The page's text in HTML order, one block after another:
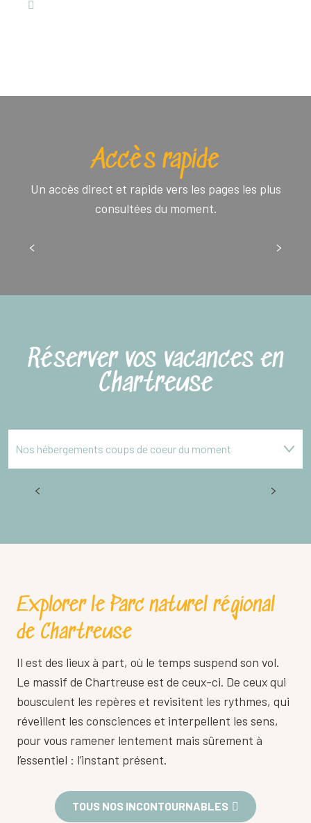
Accès rapide
Un accès direct et rapide vers les pages les plus
consultées du moment.
Réserver vos vacances en
Chartreuse
Nos hébergements coups de coeur du moment
Par type d'hébergements
Explorer le Parc naturel régional
de Chartreuse
Il est des lieux à part, où le temps suspend son vol.
Le massif de Chartreuse est de ceux-ci. De ceux qui
bousculent les repères et revisitent les rythmes, qui
réveillent les consciences et interpellent les sens,
pour vous ramener lentement mais sûrement à
l’essentiel : l’instant présent.
TOUS NOS INCONTOURNABLES